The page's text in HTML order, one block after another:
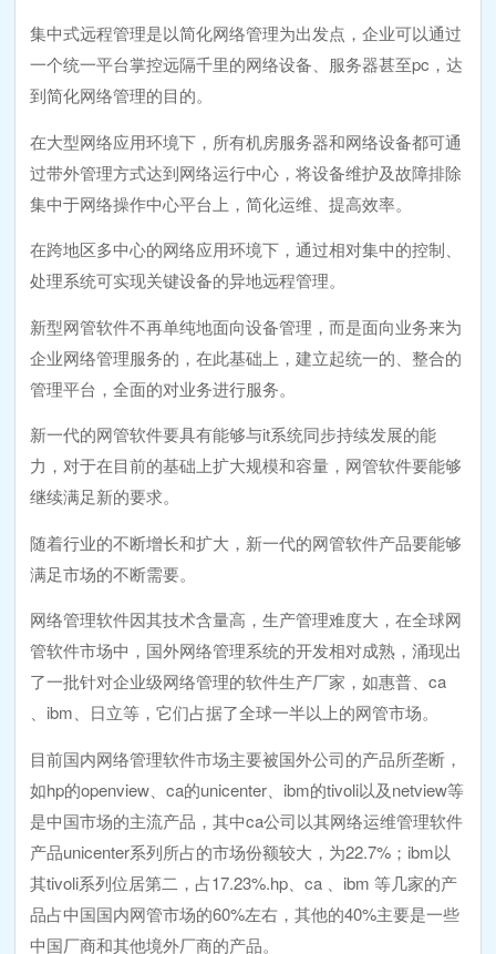
集中式远程管理是以简化网络管理为出发点，企业可以通过
一个统一平台掌控远隔千里的网络设备、服务器甚至pc，达
到简化网络管理的目的。
在大型网络应用环境下，所有机房服务器和网络设备都可通
过带外管理方式达到网络运行中心，将设备维护及故障排除
集中于网络操作中心平台上，简化运维、提高效率。
在跨地区多中心的网络应用环境下，通过相对集中的控制、
处理系统可实现关键设备的异地远程管理。
新型网管软件不再单纯地面向设备管理，而是面向业务来为
企业网络管理服务的，在此基础上，建立起统一的、整合的
管理平台，全面的对业务进行服务。
新一代的网管软件要具有能够与it系统同步持续发展的能
力，对于在目前的基础上扩大规模和容量，网管软件要能够
继续满足新的要求。
随着行业的不断增长和扩大，新一代的网管软件产品要能够
满足市场的不断需要。
网络管理软件因其技术含量高，生产管理难度大，在全球网
管软件市场中，国外网络管理系统的开发相对成熟，涌现出
了一批针对企业级网络管理的软件生产厂家，如惠普、ca
、ibm、日立等，它们占据了全球一半以上的网管市场。
目前国内网络管理软件市场主要被国外公司的产品所垄断，
如hp的openview、ca的unicenter、ibm的tivoli以及netview等
是中国市场的主流产品，其中ca公司以其网络运维管理软件
产品unicenter系列所占的市场份额较大，为22.7%；ibm以
其tivoli系列位居第二，占17.23%.hp、ca 、ibm 等几家的产
品占中国国内网管市场的60%左右，其他的40%主要是一些
中国厂商和其他境外厂商的产品。